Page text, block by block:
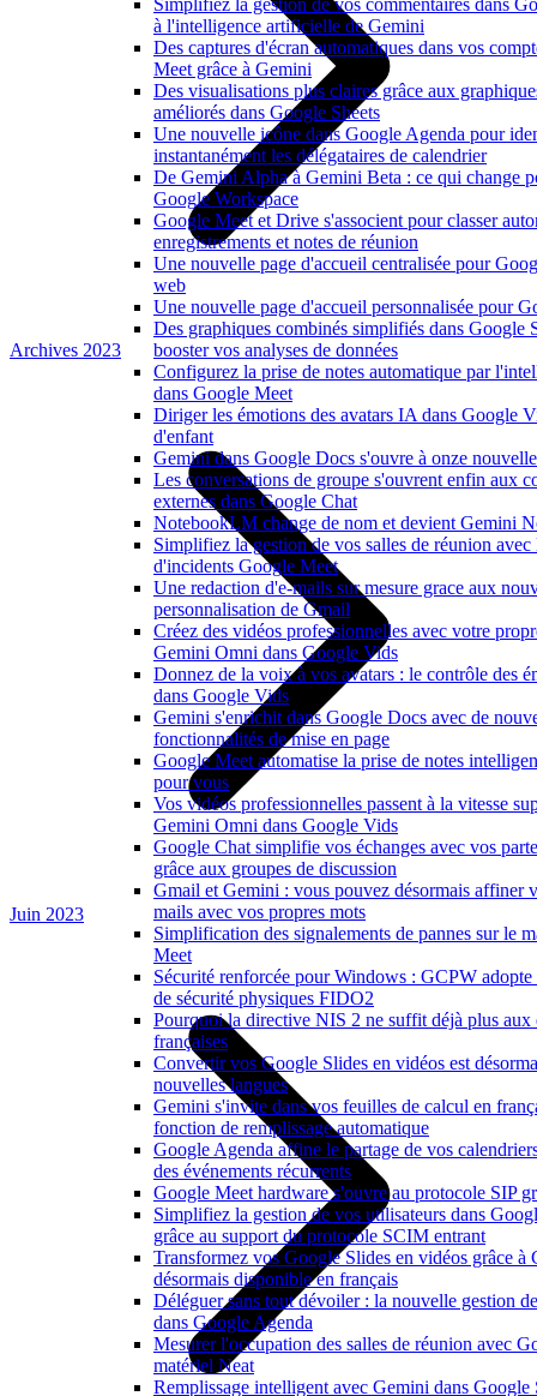
Simplifiez la gestion de vos commentaires dans
à l'intelligence artificielle de Gemini
Des captures d'écran automatiques dans vos
Meet grâce à Gemini
Des visualisations plus claires grâce aux
améliorés dans Google Sheets
Une nouvelle icône dans Google Agenda pour
instantanément les délégataires de calendrier
De Gemini Alpha à Gemini Beta : ce qui change
Google Workspace
Google Meet et Drive s'associent pour classer
enregistrements et notes de réunion
Une nouvelle page d'accueil centralisée pour
web
Une nouvelle page d'accueil personnalisée pour
Des graphiques combinés simplifiés dans Google
booster vos analyses de données
Configurez la prise de notes automatique par
dans Google Meet
Diriger les émotions des avatars IA dans Google
d'enfant
Gemini dans Google Docs s'ouvre à onze
Les conversations de groupe s'ouvrent enfin aux
externes dans Google Chat
NotebookLM change de nom et devient Gemini
Simplifiez la gestion de vos salles de réunion avec
d'incidents Google Meet
Une redaction d'e-mails sur mesure grace aux
personnalisation de Gmail
Créez des vidéos professionnelles avec votre
Gemini Omni dans Google Vids
Donnez de la voix à vos avatars : le contrôle des
dans Google Vids
Gemini s'enrichit dans Google Docs avec de
fonctionnalités de mise en page
Google Meet automatise la prise de notes
pour vous
Vos vidéos professionnelles passent à la vitesse
Gemini Omni dans Google Vids
Google Chat simplifie vos échanges avec vos
grâce aux groupes de discussion
Gmail et Gemini : vous pouvez désormais affiner
mails avec vos propres mots
Simplification des signalements de pannes sur le
Meet
Sécurité renforcée pour Windows : GCPW adopte
de sécurité physiques FIDO2
Pourquoi la directive NIS 2 ne suffit déjà plus aux
françaises
Convertir vos Google Slides en vidéos est
nouvelles langues
Gemini s'invite dans vos feuilles de calcul en
fonction de remplissage automatique
Google Agenda affine le partage de vos
des événements récurrents
Google Meet hardware s'ouvre au protocole SIP
Simplifiez la gestion de vos utilisateurs dans
grâce au support du protocole SCIM entrant
Transformez vos Google Slides en vidéos grâce à
désormais disponible en français
Déléguer sans tout dévoiler : la nouvelle gestion
dans Google Agenda
Mesurer l'occupation des salles de réunion avec
matériel Neat
Remplissage intelligent avec Gemini dans Google
Archives 2023
Juin 2023